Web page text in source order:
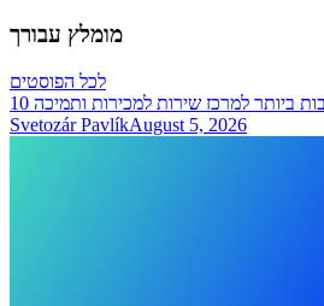
מומלץ עבורך
לכל הפוסטים
ביותר למרכז שירות למכירות ותמיכה
Svetozár PavlíkAugust 5, 2026